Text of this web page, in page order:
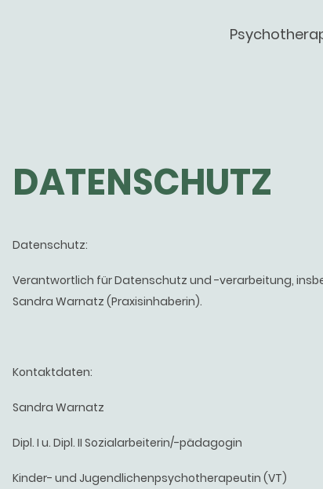
DATENSCHUTZ
Datenschutz:
Verantwortlich für Datenschutz und -verarbeitung,
Sandra Warnatz (Praxisinhaberin).
Kontaktdaten:
Sandra Warnatz
Dipl. I u. Dipl. II Sozialarbeiterin/-pädagogin
Kinder- und Jugendlichenpsychotherapeutin (VT)